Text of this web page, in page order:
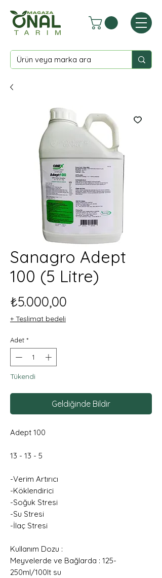
Sanagro Adept
100 (5 Litre)
₺5.000,00
+ Teslimat bedeli
Adet *
Tükendi
Geldiğinde Bildir
Adept 100
13 - 13 - 5
-Verim Artırıcı
-Köklendirici
-Soğuk Stresi
-Su Stresi
-İlaç Stresi
Kullanım Dozu :
Meyvelerde ve Bağlarda : 125-
250ml/100lt su